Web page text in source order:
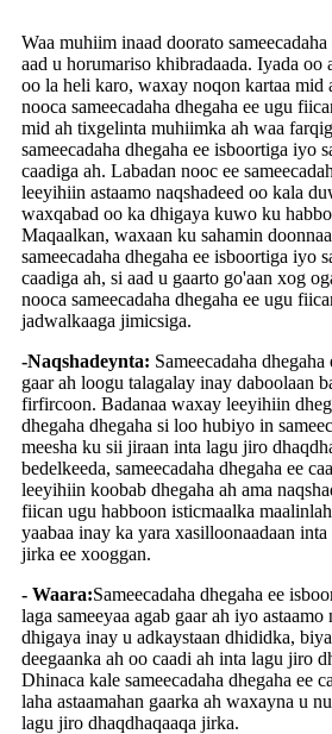
Waa muhiim inaad doorato sameecadaha
aad u horumariso khibradaada. Iyada oo
oo la heli karo, waxay noqon kartaa mid
nooca sameecadaha dhegaha ee ugu
mid ah tixgelinta muhiimka ah waa
sameecadaha dhegaha ee isboortiga iyo
caadiga ah. Labadan nooc ee
leeyihiin astaamo naqshadeed oo kala
waxqabad oo ka dhigaya kuwo ku
Maqaalkan, waxaan ku sahamin
sameecadaha dhegaha ee isboortiga iyo
caadiga ah, si aad u gaarto go'aan xog
nooca sameecadaha dhegaha ee ugu
jadwalkaaga jimicsiga.
-Naqshadeynta: Sameecadaha
gaar ah loogu talagalay inay daboolaan
firfircoon. Badanaa waxay leeyihiin
dhegaha dhegaha si loo hubiyo in
meesha ku sii jiraan inta lagu jiro
bedelkeeda, sameecadaha dhegaha ee
leeyihiin koobab dhegaha ah ama
fiican ugu habboon isticmaalka
yaabaa inay ka yara xasilloonaadaan
jirka ee xooggan.
- Waara:Sameecadaha dhegaha ee
laga sameeyaa agab gaar ah iyo astaamo
dhigaya inay u adkaystaan ​​dhididka,
deegaanka ah oo caadi ah inta lagu jiro
Dhinaca kale sameecadaha dhegaha ee
laha astaamahan gaarka ah waxayna u
lagu jiro dhaqdhaqaaqa jirka.